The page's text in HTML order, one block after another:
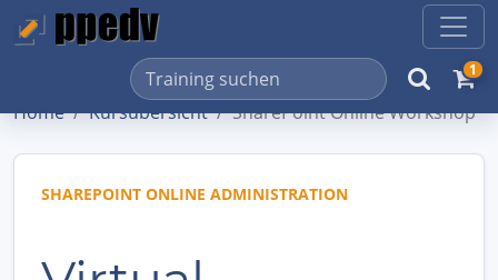
1
Home Kursübersicht SharePoint Online Workshop
SHAREPOINT ONLINE ADMINISTRATION